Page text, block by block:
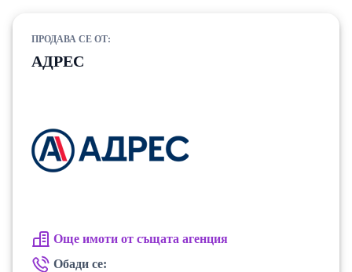
ПРОДАВА СЕ ОТ:
АДРЕС
Още имоти от същата агенция
Обади се: